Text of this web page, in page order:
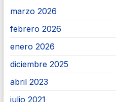
marzo 2026
febrero 2026
enero 2026
diciembre 2025
abril 2023
julio 2021